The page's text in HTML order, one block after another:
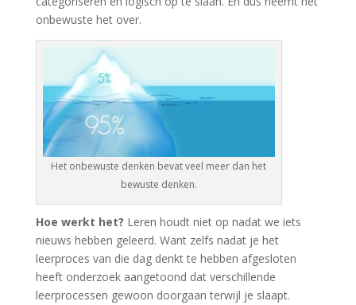
onbewuste het over.
Het onbewuste denken bevat veel meer dan het
bewuste denken.
Hoe werkt het? Leren houdt niet op nadat we iets
nieuws hebben geleerd. Want zelfs nadat je het
leerproces van die dag denkt te hebben afgesloten
heeft onderzoek aangetoond dat verschillende
leerprocessen gewoon doorgaan terwijl je slaapt.